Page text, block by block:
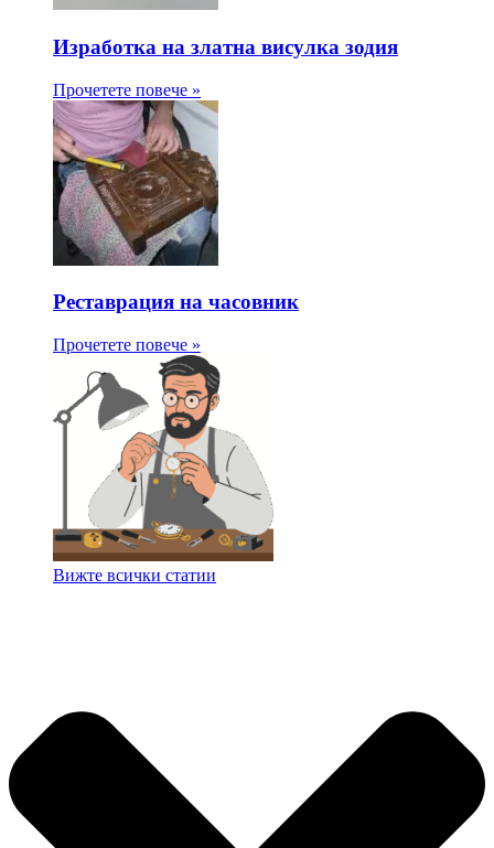
Изработка на златна висулка зодия
Прочетете повече »
Реставрация на часовник
Прочетете повече »
Вижте всички статии